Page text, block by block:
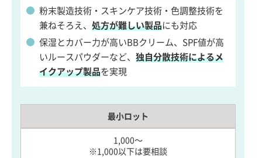
粉末製造技術・スキンケア技術・色調整技術を
兼ねそろえ、 処方が難しい製品にも対応
保湿とカバー力が高いBBクリーム、SPF値が高
いルースパウダーなど、 独自分散技術によるメ
イクアップ製品を実現
最小ロット
1,000～
※1,000以下は要相談